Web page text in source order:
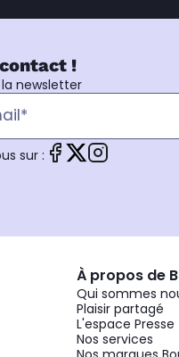
!
newsletter
sur :
À propos de
Qui sommes
Plaisir partagé
L'espace Presse
Nos services